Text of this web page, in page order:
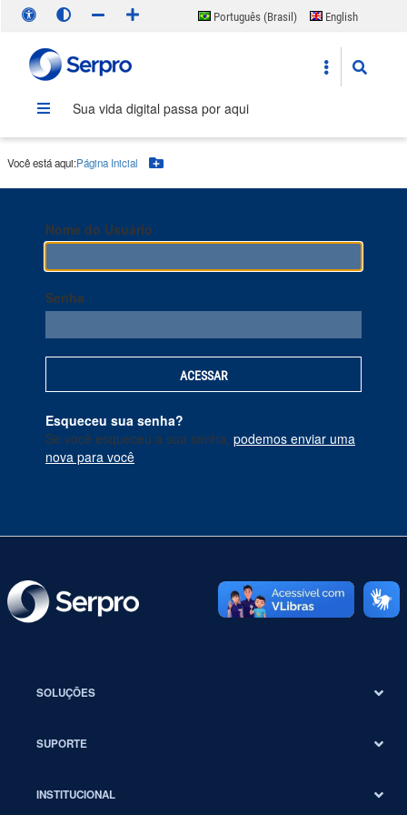
Português (Brasil)
English
Sua vida digital passa por aqui
Você está aqui:Página Inicial Botão Menu
Nome do Usuário
Senha
Esqueceu sua senha?
Se você esqueceu a sua senha, podemos enviar uma
nova para você
SOLUÇÕES
SUPORTE
INSTITUCIONAL